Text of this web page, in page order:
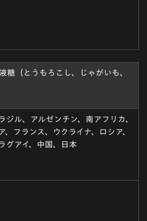
糖（とうもろこし、じゃがいも、
ジル、アルゼンチン、南アフリカ、
、フランス、ウクライナ、ロシア、
グアイ、中国、日本